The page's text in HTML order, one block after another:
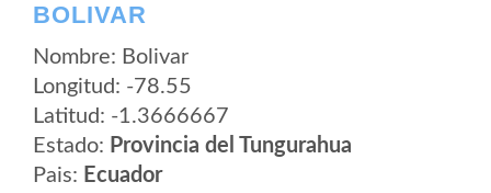
BOLIVAR
Nombre: Bolivar
Longitud: -78.55
Latitud: -1.3666667
Estado: Provincia del Tungurahua
Pais: Ecuador